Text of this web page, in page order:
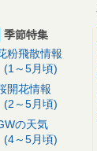
季節特集
粉飛散情報
(1～5月頃)
開花情報
(2～5月頃)
の天気
(4～5月頃)